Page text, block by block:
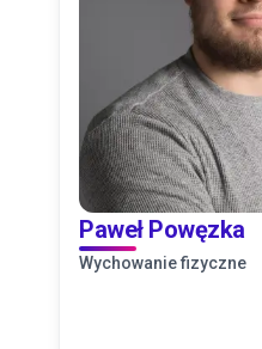
Paweł Powęzka
Wychowanie fizyczne